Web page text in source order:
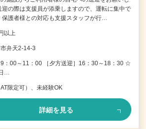
迎の際は支援員が添乗しますので、運転に集中で
保護者様との対応も支援スタッフが行…
以上
弁天2-14-3
9：00～11：00 ［夕方送迎］16：30～18：30 ☆
…
限定可）、未経験OK
詳細を見る